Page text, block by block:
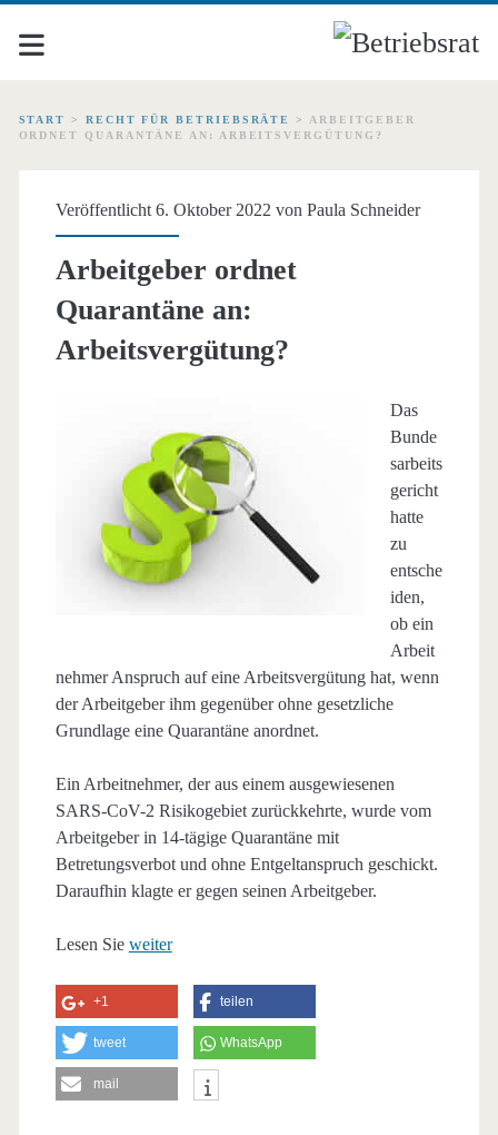
START > RECHT FÜR BETRIEBSRÄTE > ARBEITGEBER
ORDNET QUARANTÄNE AN: ARBEITSVERGÜTUNG?
Veröffentlicht 6. Oktober 2022 von Paula Schneider
Arbeitgeber ordnet
Quarantäne an:
Arbeitsvergütung?
Das
Bunde
sarbeits
gericht
hatte
zu
entsche
iden,
ob ein
Arbeit
nehmer Anspruch auf eine Arbeitsvergütung hat, wenn
der Arbeitgeber ihm gegenüber ohne gesetzliche
Grundlage eine Quarantäne anordnet.
Ein Arbeitnehmer, der aus einem ausgewiesenen
SARS-CoV-2 Risikogebiet zurückkehrte, wurde vom
Arbeitgeber in 14-tägige Quarantäne mit
Betretungsverbot und ohne Entgeltanspruch geschickt.
Daraufhin klagte er gegen seinen Arbeitgeber.
Lesen Sie weiter
+1 teilen
tweet WhatsApp
mail